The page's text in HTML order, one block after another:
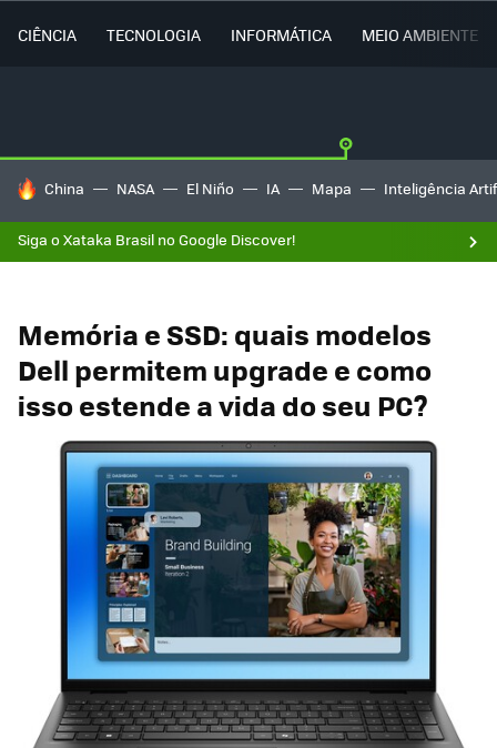
CIÊNCIA TECNOLOGIA INFORMÁTICA MEIO AMBIENTE
TENDÊNCIAS DO DIA
China NASA El Niño IA Mapa Inteligência
Siga o Xataka Brasil no Google Discover!
Memória e SSD: quais modelos
Dell permitem upgrade e como
isso estende a vida do seu PC?